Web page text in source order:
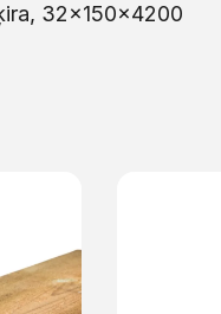
32x150x4200